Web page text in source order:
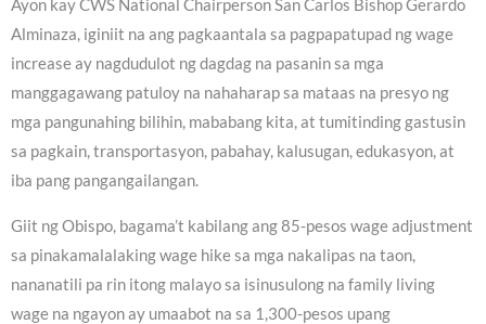
Ayon kay CWS National Chairperson San Carlos Bishop Gerardo
Alminaza, iginiit na ang pagkaantala sa pagpapatupad ng wage
increase ay nagdudulot ng dagdag na pasanin sa mga
manggagawang patuloy na nahaharap sa mataas na presyo ng
mga pangunahing bilihin, mababang kita, at tumitinding gastusin
sa pagkain, transportasyon, pabahay, kalusugan, edukasyon, at
iba pang pangangailangan.
Giit ng Obispo, bagama’t kabilang ang 85-pesos wage adjustment
sa pinakamalalaking wage hike sa mga nakalipas na taon,
nananatili pa rin itong malayo sa isinusulong na family living
wage na ngayon ay umaabot na sa 1,300-pesos upang